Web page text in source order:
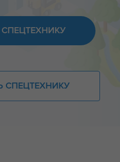
СПЕЦТЕХНИКУ
СПЕЦТЕХНИКУ